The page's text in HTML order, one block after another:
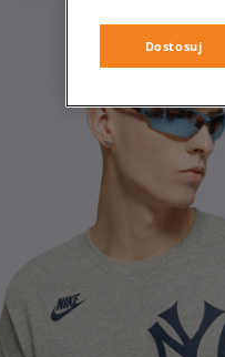
Dostosuj